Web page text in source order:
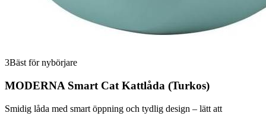
3Bäst för nybörjare
MODERNA Smart Cat Kattlåda (Turkos)
Smidig låda med smart öppning och tydlig design – lätt att